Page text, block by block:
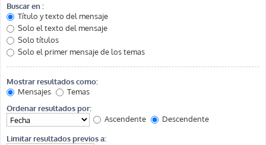
Buscar en :
Título y texto del mensaje
Solo el texto del mensaje
Solo títulos
Solo el primer mensaje de los temas
Mostrar resultados como:
Mensajes
Temas
Ordenar resultados por:
Ascendente
Descendente
Limitar resultados previos a: